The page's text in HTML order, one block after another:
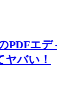
PDFエ
バい！